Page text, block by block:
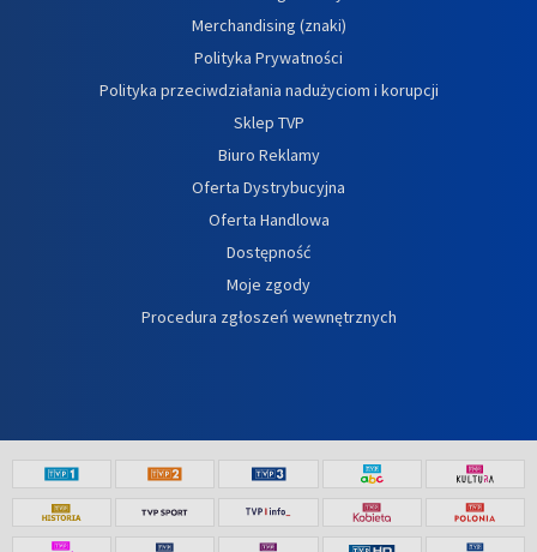
Merchandising (znaki)
Polityka Prywatności
Polityka przeciwdziałania nadużyciom i korupcji
Sklep TVP
Biuro Reklamy
Oferta Dystrybucyjna
Oferta Handlowa
Dostępność
Moje zgody
Procedura zgłoszeń wewnętrznych